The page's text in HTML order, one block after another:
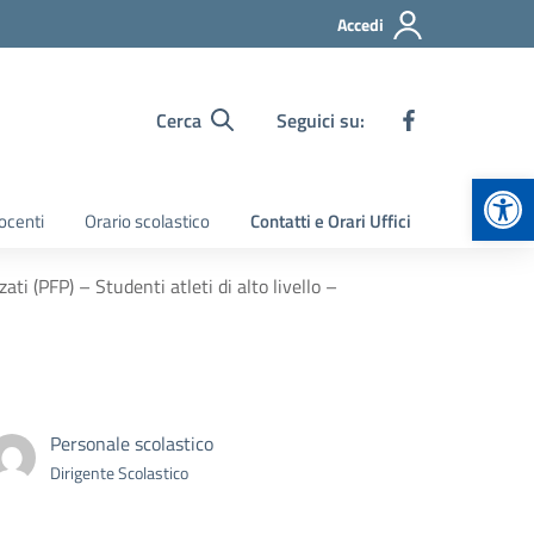
Accedi
Cerca Seguici su:
Orario scolastico Contatti e Orari Uffici
(PFP) – Studenti atleti di alto livello –
Personale scolastico
Dirigente Scolastico